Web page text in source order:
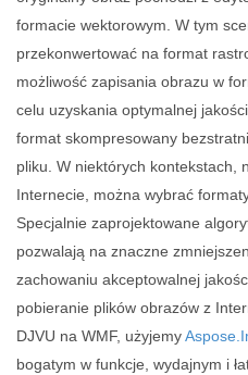
formacie wektorowym. W tym
przekonwertować na format
możliwość zapisania obrazu w
celu uzyskania optymalnej
format skompresowany
pliku. W niektórych kontekstach,
Internecie, można wybrać
Specjalnie zaprojektowane
pozwalają na znaczne
zachowaniu akceptowalnej
pobieranie plików obrazów z
DJVU na WMF, użyjemy
bogatym w funkcje, wydajnym i